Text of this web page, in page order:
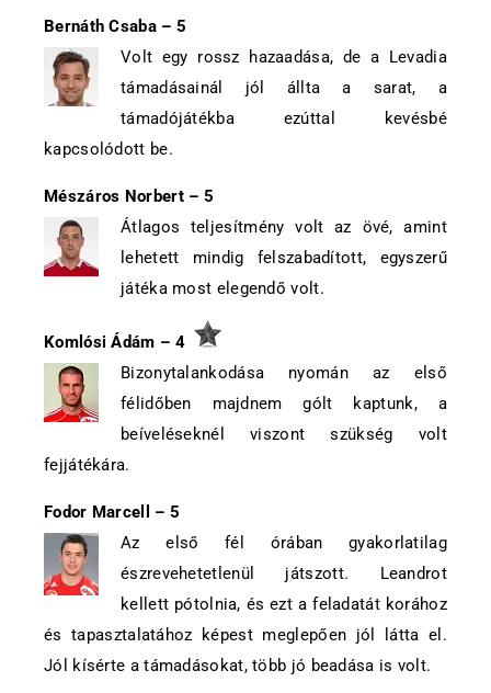
Bernáth Csaba – 5
Volt egy rossz hazaadása, de a Levadia
támadásainál jól állta a sarat, a
támadójátékba ezúttal kevésbé
kapcsolódott be.
Mészáros Norbert – 5
Átlagos teljesítmény volt az övé, amint
lehetett mindig felszabadított, egyszerű
játéka most elegendő volt.
Komlósi Ádám – 4
Bizonytalankodása nyomán az első
félidőben majdnem gólt kaptunk, a
beíveléseknél viszont szükség volt
fejjátékára.
Fodor Marcell – 5
Az első fél órában gyakorlatilag
észrevehetetlenül játszott. Leandrot
kellett pótolnia, és ezt a feladatát korához
és tapasztalatához képest meglepően jól látta el.
Jól kísérte a támadásokat, több jó beadása is volt.